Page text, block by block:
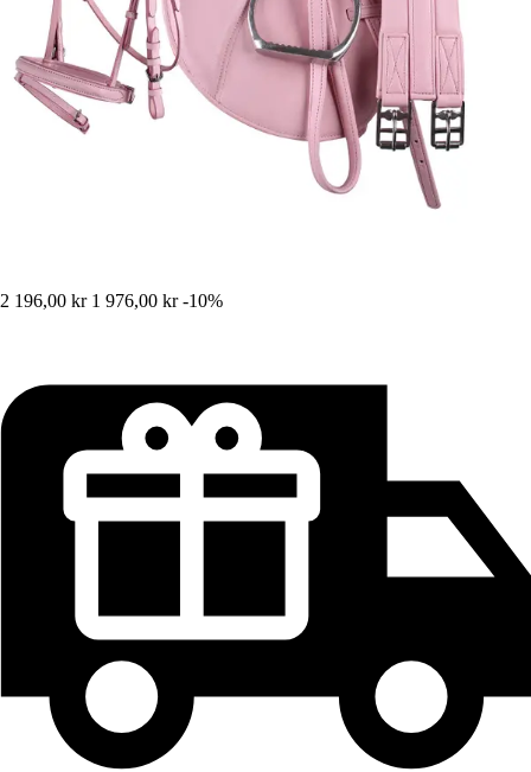
2 196,00 kr 1 976,00 kr -10%